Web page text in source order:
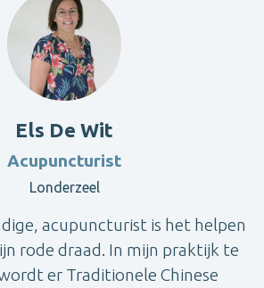
Els De Wit
Acupuncturist
Londerzeel
acupuncturist is het helpen
rode draad. In mijn praktijk te
er Traditionele Chinese